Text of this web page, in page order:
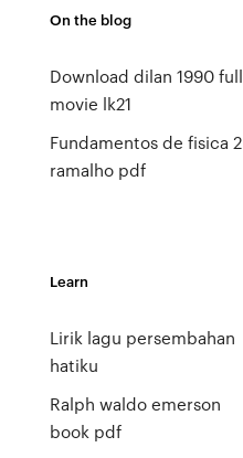
On the blog
Download dilan 1990 full
movie lk21
Fundamentos de fisica 2
ramalho pdf
Learn
Lirik lagu persembahan
hatiku
Ralph waldo emerson
book pdf